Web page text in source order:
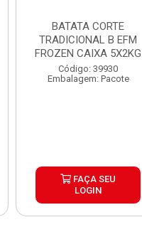
BATATA CORTE
TRADICIONAL B EFM
FROZEN CAIXA 5X2KG
Código: 39930
Embalagem: Pacote
FAÇA SEU
LOGIN